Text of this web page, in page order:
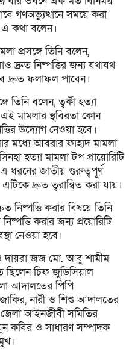
গণঅভ্যুত্থানে সময়ে করা
এ কথা বলেন।
প্রসঙ্গে তিনি বলেন,
দ্রুত নিষ্পত্তির জন্য যথাযথ
দ্রুত ফলাফল পাবেন।
তিনি বলেন, ত্বকী হত্যা
মামলার স্থবিরতা কোন
উদ্যোগ নেওয়া হবে।
মধ্যে আবরার ফাহাদ মামলা
হত্যা মামলা টপ প্রায়োরিটি
এ ধরনের জাতীয় গুরুত্বপূর্ণ
দ্রুত ত্বরান্বিত করা যায়।
নিষ্পত্তি করার বিষয়ে তিনি
করার জন্য প্রয়োরিটি
নেওয়া হবে।
দায়রা জজ মো. আবু শামীম
চিফ জুডিসিয়াল
আদালতের পিপি
নারী ও শিশু আদালতের
আইনজীবী সমিতির
কবির ও সাধারণ সম্পাদক